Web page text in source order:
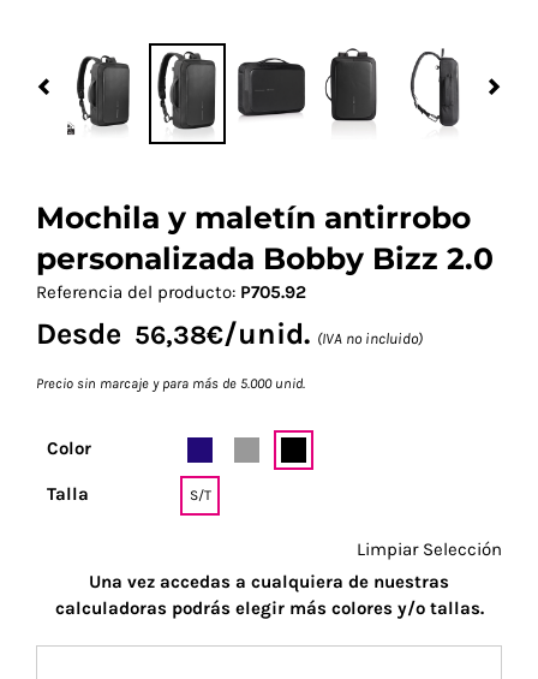
Previous
Mochila y maletín antirrobo
personalizada Bobby Bizz 2.0
Referencia del producto: P705.92
Desde 56,38€/unid. (IVA no incluido)
Precio sin marcaje y para más de 5.000 unid.
Color
Talla S/T
Limpiar Selección
Una vez accedas a cualquiera de nuestras
calculadoras podrás elegir más colores y/o tallas.